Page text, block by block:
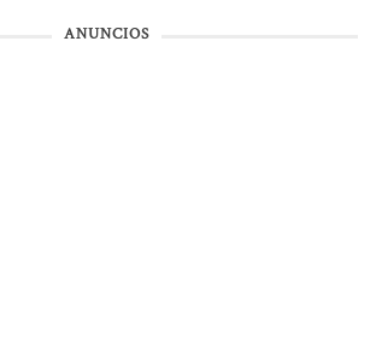
ANUNCIOS